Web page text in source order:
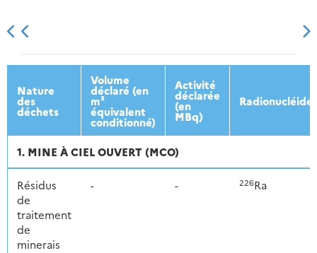
2013 2014 2015 2016
Nature
des
déchets
Volume
déclaré (en
m³
équivalent
conditionné)
Activité
déclarée
(en
MBq)
Radionucléides
1. MINE À CIEL OUVERT (MCO)
Résidus
de
traitement
de
minerais
- - 226Ra